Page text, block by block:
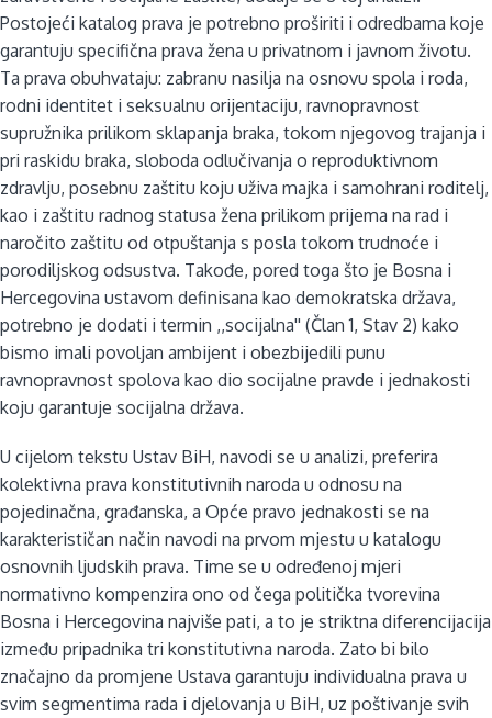
Postojeći katalog prava je potrebno proširiti i odredbama koje
garantuju specifična prava žena u privatnom i javnom životu.
Ta prava obuhvataju: zabranu nasilja na osnovu spola i roda,
rodni identitet i seksualnu orijentaciju, ravnopravnost
supružnika prilikom sklapanja braka, tokom njegovog trajanja i
pri raskidu braka, sloboda odlučivanja o reproduktivnom
zdravlju, posebnu zaštitu koju uživa majka i samohrani roditelj,
kao i zaštitu radnog statusa žena prilikom prijema na rad i
naročito zaštitu od otpuštanja s posla tokom trudnoće i
porodiljskog odsustva. Takođe, pored toga što je Bosna i
Hercegovina ustavom definisana kao demokratska država,
potrebno je dodati i termin ,,socijalna'' (Član 1, Stav 2) kako
bismo imali povoljan ambijent i obezbijedili punu
ravnopravnost spolova kao dio socijalne pravde i jednakosti
koju garantuje socijalna država.
U cijelom tekstu Ustav BiH, navodi se u analizi, preferira
kolektivna prava konstitutivnih naroda u odnosu na
pojedinačna, građanska, a Opće pravo jednakosti se na
karakterističan način navodi na prvom mjestu u katalogu
osnovnih ljudskih prava. Time se u određenoj mjeri
normativno kompenzira ono od čega politička tvorevina
Bosna i Hercegovina najviše pati, a to je striktna diferencijacija
između pripadnika tri konstitutivna naroda. Zato bi bilo
značajno da promjene Ustava garantuju individualna prava u
svim segmentima rada i djelovanja u BiH, uz poštivanje svih